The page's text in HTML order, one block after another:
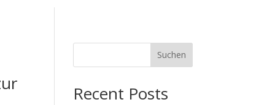
Suchen
Recent Posts